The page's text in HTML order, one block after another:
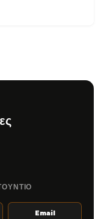
Email